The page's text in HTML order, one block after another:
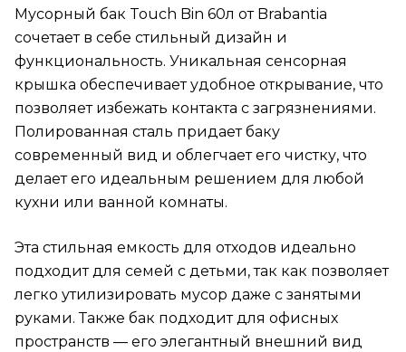
Мусорный бак Touch Bin 60л от Brabantia
сочетает в себе стильный дизайн и
функциональность. Уникальная сенсорная
крышка обеспечивает удобное открывание, что
позволяет избежать контакта с загрязнениями.
Полированная сталь придает баку
современный вид и облегчает его чистку, что
делает его идеальным решением для любой
кухни или ванной комнаты.
Эта стильная емкость для отходов идеально
подходит для семей с детьми, так как позволяет
легко утилизировать мусор даже с занятыми
руками. Также бак подходит для офисных
пространств — его элегантный внешний вид